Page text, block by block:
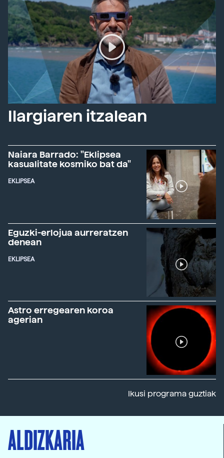
Ilargiaren itzalean
Naiara Barrado: "Eklipsea
kasualitate kosmiko bat da"
EKLIPSEA
Eguzki-erlojua aurreratzen
denean
EKLIPSEA
Astro erregearen koroa
agerian
Ikusi programa guztiak
ALDIZKARIA